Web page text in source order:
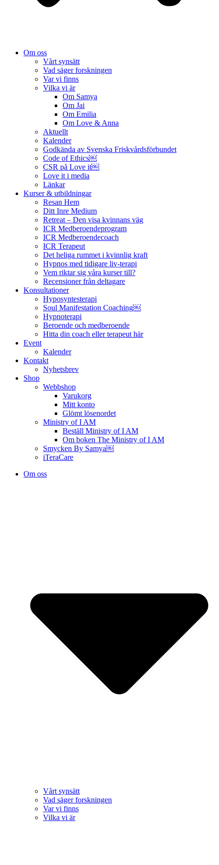
Om oss
Vårt synsätt
Vad säger forskningen
Var vi finns
Vilka vi är
Om Samya
Om Jai
Om Emilia
Om Love & Anna
Aktuellt
Kalender
Godkända av Svenska Friskvårdsförbundet
Code of Ethics￼
CSR på Love it￼
Love it i media
Länkar
Kurser & utbildningar
Resan Hem
Ditt Inre Medium
Retreat – Den visa kvinnans väg
ICR Medberoendeprogram
ICR Medberoendecoach
ICR Terapeut
Det heliga rummet i kvinnlig kraft
Hypnos med tidigare liv-terapi
Vem riktar sig våra kurser till?
Recensioner från deltagare
Konsultationer
Hyposyntesterapi
Soul Manifestation Coaching￼
Hypnoterapi
Beroende och medberoende
Hitta din coach eller terapeut här
Event
Kalender
Kontakt
Nyhetsbrev
Shop
Webbshop
Varukorg
Mitt konto
Glömt lösenordet
Ministry of I AM
Beställ Ministry of I AM
Om boken The Ministry of I AM
Smycken By Samya￼
iTeraCare
Om oss
Vårt synsätt
Vad säger forskningen
Var vi finns
Vilka vi är